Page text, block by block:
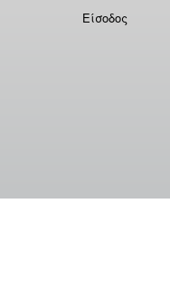
Είσοδος